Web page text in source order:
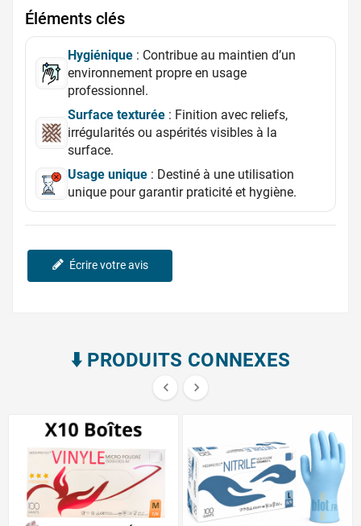
Éléments clés
Hygiénique : Contribue au maintien d’un
environnement propre en usage
professionnel.
Surface texturée : Finition avec reliefs,
irrégularités ou aspérités visibles à la
surface.
Usage unique : Destiné à une utilisation
unique pour garantir praticité et hygiène.
Écrire votre avis
⬇️​ PRODUITS CONNEXES
 